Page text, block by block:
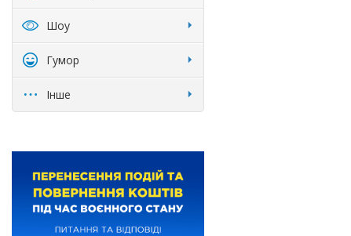
Шоу
Гумор
Інше